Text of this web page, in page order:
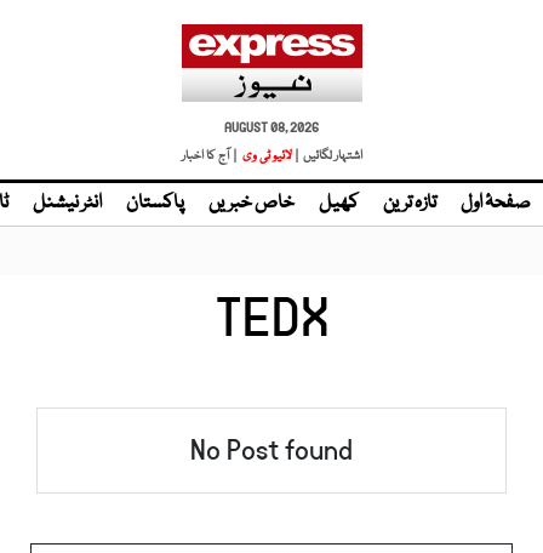
AUGUST 08, 2026
اشتہار لگائیں | لائیو ٹی وی | آج کا اخبار
صفحۂ اول تازہ ترین کھیل خاص خبریں پاکستان انٹر نیشنل
TEDX
No Post found